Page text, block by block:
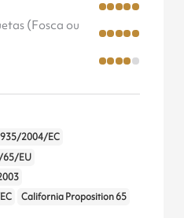
(Fosca ou
2004/EC
65/EU
California Proposition 65